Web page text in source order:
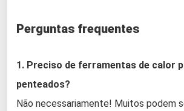
Perguntas frequentes
1. Preciso de ferramentas de calor
penteados?
Não necessariamente! Muitos podem